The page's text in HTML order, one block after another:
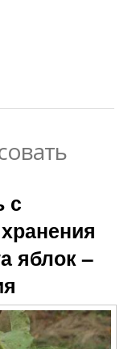
с
яблок –